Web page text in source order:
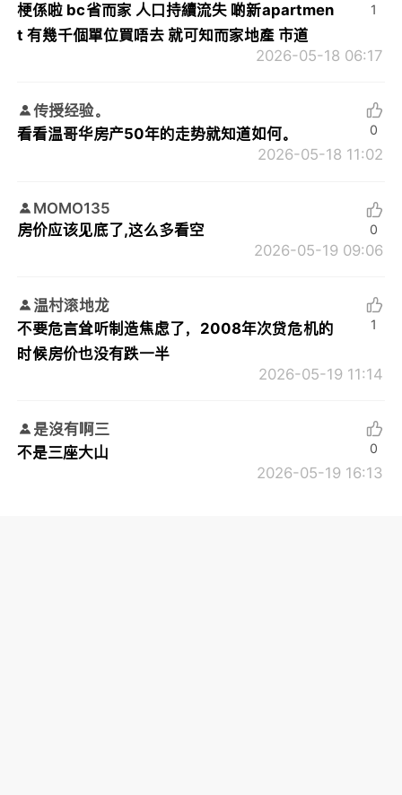
梗係啦 bc省而家 人口持續流失 啲新apartmen
t 有幾千個單位買唔去 就可知而家地產 市道
2026-05-18 06:17
1
传授经验。
看看温哥华房产50年的走势就知道如何。
2026-05-18 11:02
0
MOMO135
房价应该见底了,这么多看空
2026-05-19 09:06
0
温村滚地龙
不要危言耸听制造焦虑了，2008年次贷危机的
时候房价也没有跌一半
2026-05-19 11:14
1
是沒有啊三
不是三座大山
2026-05-19 16:13
0